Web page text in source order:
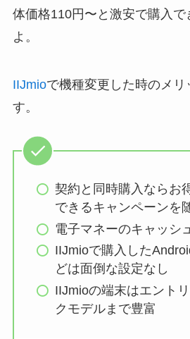
体価格110円〜と激安で購入
よ。
IIJmioで機種変更した時のメ
す。
契約と同時購入ならお
できるキャンペーンを
電子マネーのキャッシ
IIJmioで購入した
どは面倒な設定なし
IIJmioの端末はエント
クモデルまで豊富